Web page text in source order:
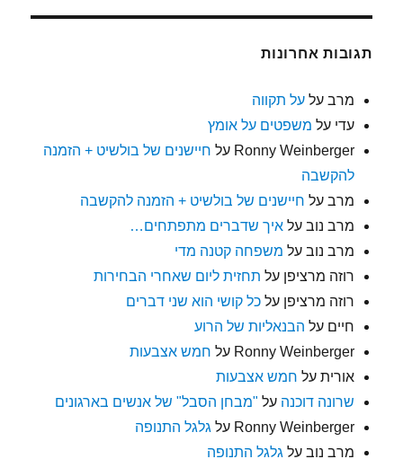
תגובות אחרונות
מרב עלעל תקווה
עדי על משפטים על אומץ
Ronny Weinberger על חיישנים של בולשיט + הזמנה
להקשבה
מרב על חיישנים של בולשיט + הזמנה להקשבה
מרב נוב עלאיך שדברים מתפתחים…
מרב נוב על משפחה קטנה מדי
רוזה מרציפן על תחזית ליום שאחרי הבחירות
רוזה מרציפן עלכל קושי הוא שני דברים
חיים על הבנאליות של הרוע
Ronny Weinberger על חמש אצבעות
אורית על חמש אצבעות
שרונה דוכנה על "מבחן הסבל" של אנשים בארגונים
Ronny Weinberger על גלגל התנופה
מרב נוב על גלגל התנופה